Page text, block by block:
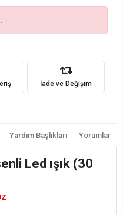
İade ve Değişim
Yardım Başlıkları Yorumlar
Led ışık (30